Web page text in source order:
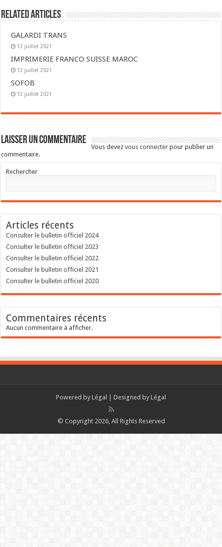
Related Articles
GALARDI TRANS
12 juillet 2021
IMPRIMERIE FRANCO SUISSE MAROC
12 juillet 2021
SOFOB
12 juillet 2021
Laisser un commentaire
Vous devezvous connecter pour publier un
commentaire.
Rechercher
Articles récents
Consulter le bulletin officiel 2024
Consulter le bulletin officiel 2023
Consulter le bulletin officiel 2022
Consulter le bulletin officiel 2021
Consulter le bulletin officiel 2020
Commentaires récents
Aucun commentaire à afficher.
Powered by Légal | Designed by Légal
© Copyright 2026, All Rights Reserved